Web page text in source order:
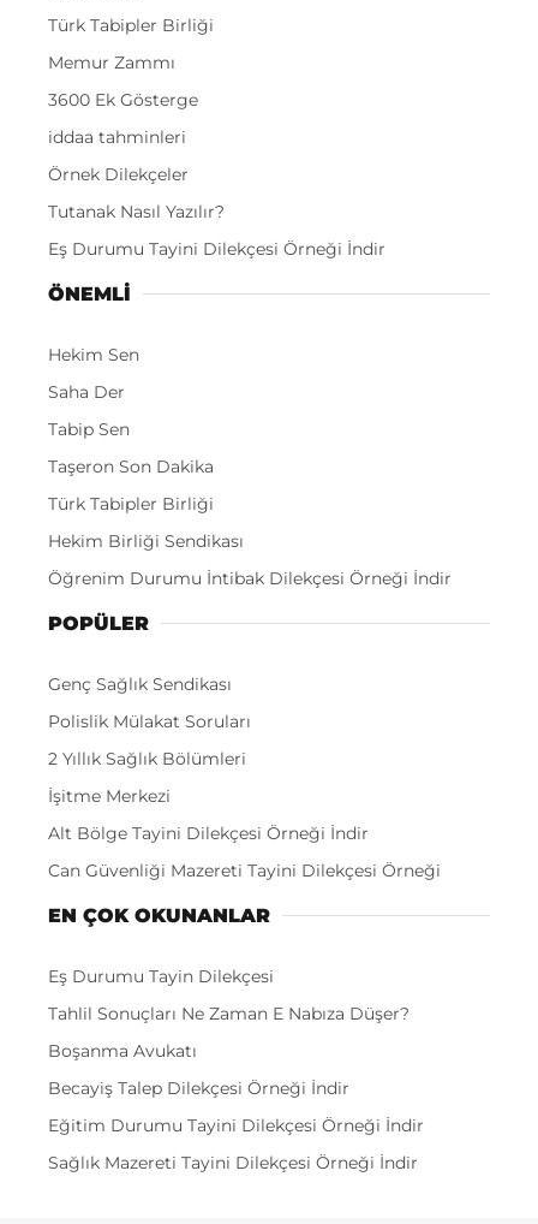
Türk Tabipler Birliği
Memur Zammı
3600 Ek Gösterge
iddaa tahminleri
Örnek Dilekçeler
Tutanak Nasıl Yazılır?
Eş Durumu Tayini Dilekçesi Örneği İndir
ÖNEMLI
Hekim Sen
Saha Der
Tabip Sen
Taşeron Son Dakika
Türk Tabipler Birliği
Hekim Birliği Sendikası
Öğrenim Durumu İntibak Dilekçesi Örneği İndir
POPÜLER
Genç Sağlık Sendikası
Polislik Mülakat Soruları
2 Yıllık Sağlık Bölümleri
İşitme Merkezi
Alt Bölge Tayini Dilekçesi Örneği İndir
Can Güvenliği Mazereti Tayini Dilekçesi Örneği
EN ÇOK OKUNANLAR
Eş Durumu Tayin Dilekçesi
Tahlil Sonuçları Ne Zaman E Nabıza Düşer?
Boşanma Avukatı
Becayiş Talep Dilekçesi Örneği İndir
Eğitim Durumu Tayini Dilekçesi Örneği İndir
Sağlık Mazereti Tayini Dilekçesi Örneği İndir